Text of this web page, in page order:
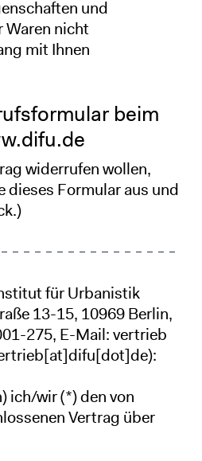
und
Waren nicht
mit Ihnen
beim
widerrufen wollen,
dieses Formular aus und
für Urbanistik
13-15, 10969 Berlin,
275, E-Mail:vertrieb
:
ich/wir (*) den von
Vertrag über